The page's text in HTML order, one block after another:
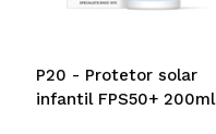
P20 - Protetor solar
infantil FPS50+ 200ml